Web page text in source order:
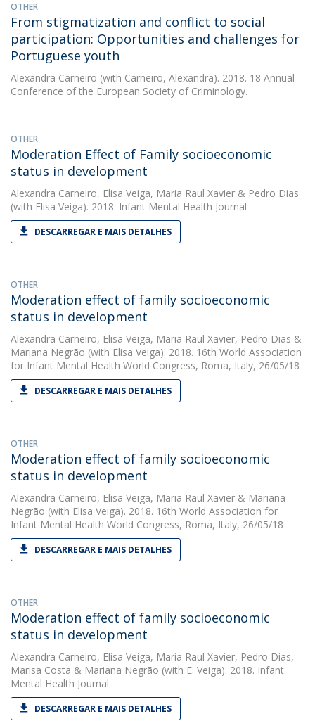
OTHER
From stigmatization and conflict to social
participation: Opportunities and challenges for
Portuguese youth
Alexandra Carneiro (with Carneiro, Alexandra). 2018. 18 Annual
Conference of the European Society of Criminology.
OTHER
Moderation Effect of Family socioeconomic
status in development
Alexandra Carneiro, Elisa Veiga, Maria Raul Xavier & Pedro Dias
(with Elisa Veiga). 2018. Infant Mental Health Journal
DESCARREGAR E MAIS DETALHES
OTHER
Moderation effect of family socioeconomic
status in development
Alexandra Carneiro, Elisa Veiga, Maria Raul Xavier, Pedro Dias &
Mariana Negrão (with Elisa Veiga). 2018. 16th World Association
for Infant Mental Health World Congress, Roma, Italy, 26/05/18
DESCARREGAR E MAIS DETALHES
OTHER
Moderation effect of family socioeconomic
status in development
Alexandra Carneiro, Elisa Veiga, Maria Raul Xavier & Mariana
Negrão (with Elisa Veiga). 2018. 16th World Association for
Infant Mental Health World Congress, Roma, Italy, 26/05/18
DESCARREGAR E MAIS DETALHES
OTHER
Moderation effect of family socioeconomic
status in development
Alexandra Carneiro, Elisa Veiga, Maria Raul Xavier, Pedro Dias,
Marisa Costa & Mariana Negrão (with E. Veiga). 2018. Infant
Mental Health Journal
DESCARREGAR E MAIS DETALHES